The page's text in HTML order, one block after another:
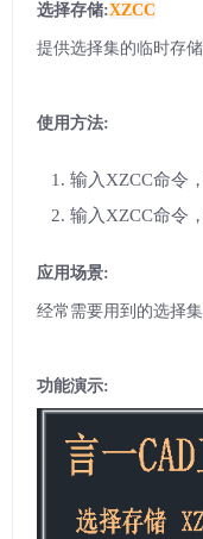
选择存储:XZCC
提供选择集的临时存
使用方法:
输入XZCC命令
输入XZCC命令
应用场景:
经常需要用到的选择
功能演示: